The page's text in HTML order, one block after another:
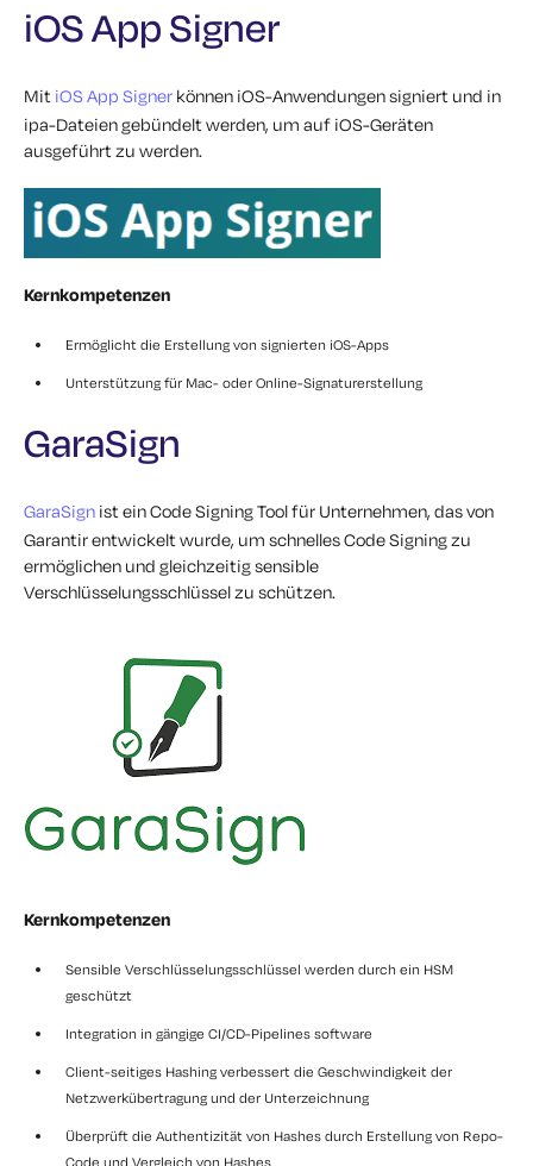
iOS App Signer
Mit iOS App Signer können iOS-Anwendungen signiert und in
ipa-Dateien gebündelt werden, um auf iOS-Geräten
ausgeführt zu werden.
Kernkompetenzen
Ermöglicht die Erstellung von signierten iOS-Apps
Unterstützung für Mac- oder Online-Signaturerstellung
GaraSign
GaraSign ist ein Code Signing Tool für Unternehmen, das von
Garantir entwickelt wurde, um schnelles Code Signing zu
ermöglichen und gleichzeitig sensible
Verschlüsselungsschlüssel zu schützen.
Kernkompetenzen
Sensible Verschlüsselungsschlüssel werden durch ein HSM
geschützt
Integration in gängige CI/CD-Pipelines software
Client-seitiges Hashing verbessert die Geschwindigkeit der
Netzwerkübertragung und der Unterzeichnung
Überprüft die Authentizität von Hashes durch Erstellung von Repo-
Code und Vergleich von Hashes